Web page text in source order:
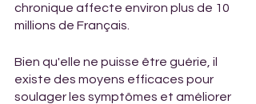
chronique affecte environ plus de 10
millions de Français.
Bien qu'elle ne puisse être guérie, il
existe des moyens efficaces pour
soulager les symptômes et améliorer